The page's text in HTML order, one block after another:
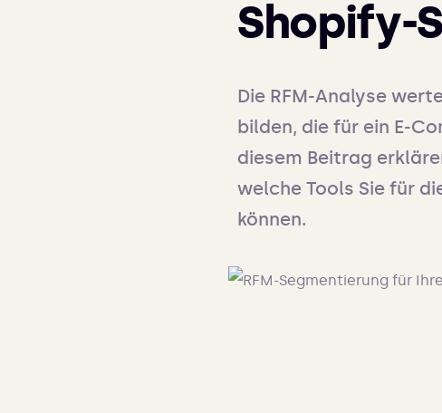
Shopify-
Die RFM-Analyse
bilden, die für ein E-
diesem Beitrag
welche Tools Sie für
können.